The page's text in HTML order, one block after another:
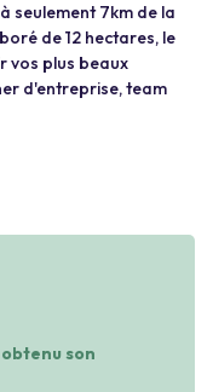
seulement 7km de la
de 12 hectares, le
vos plus beaux
d'entreprise, team
son